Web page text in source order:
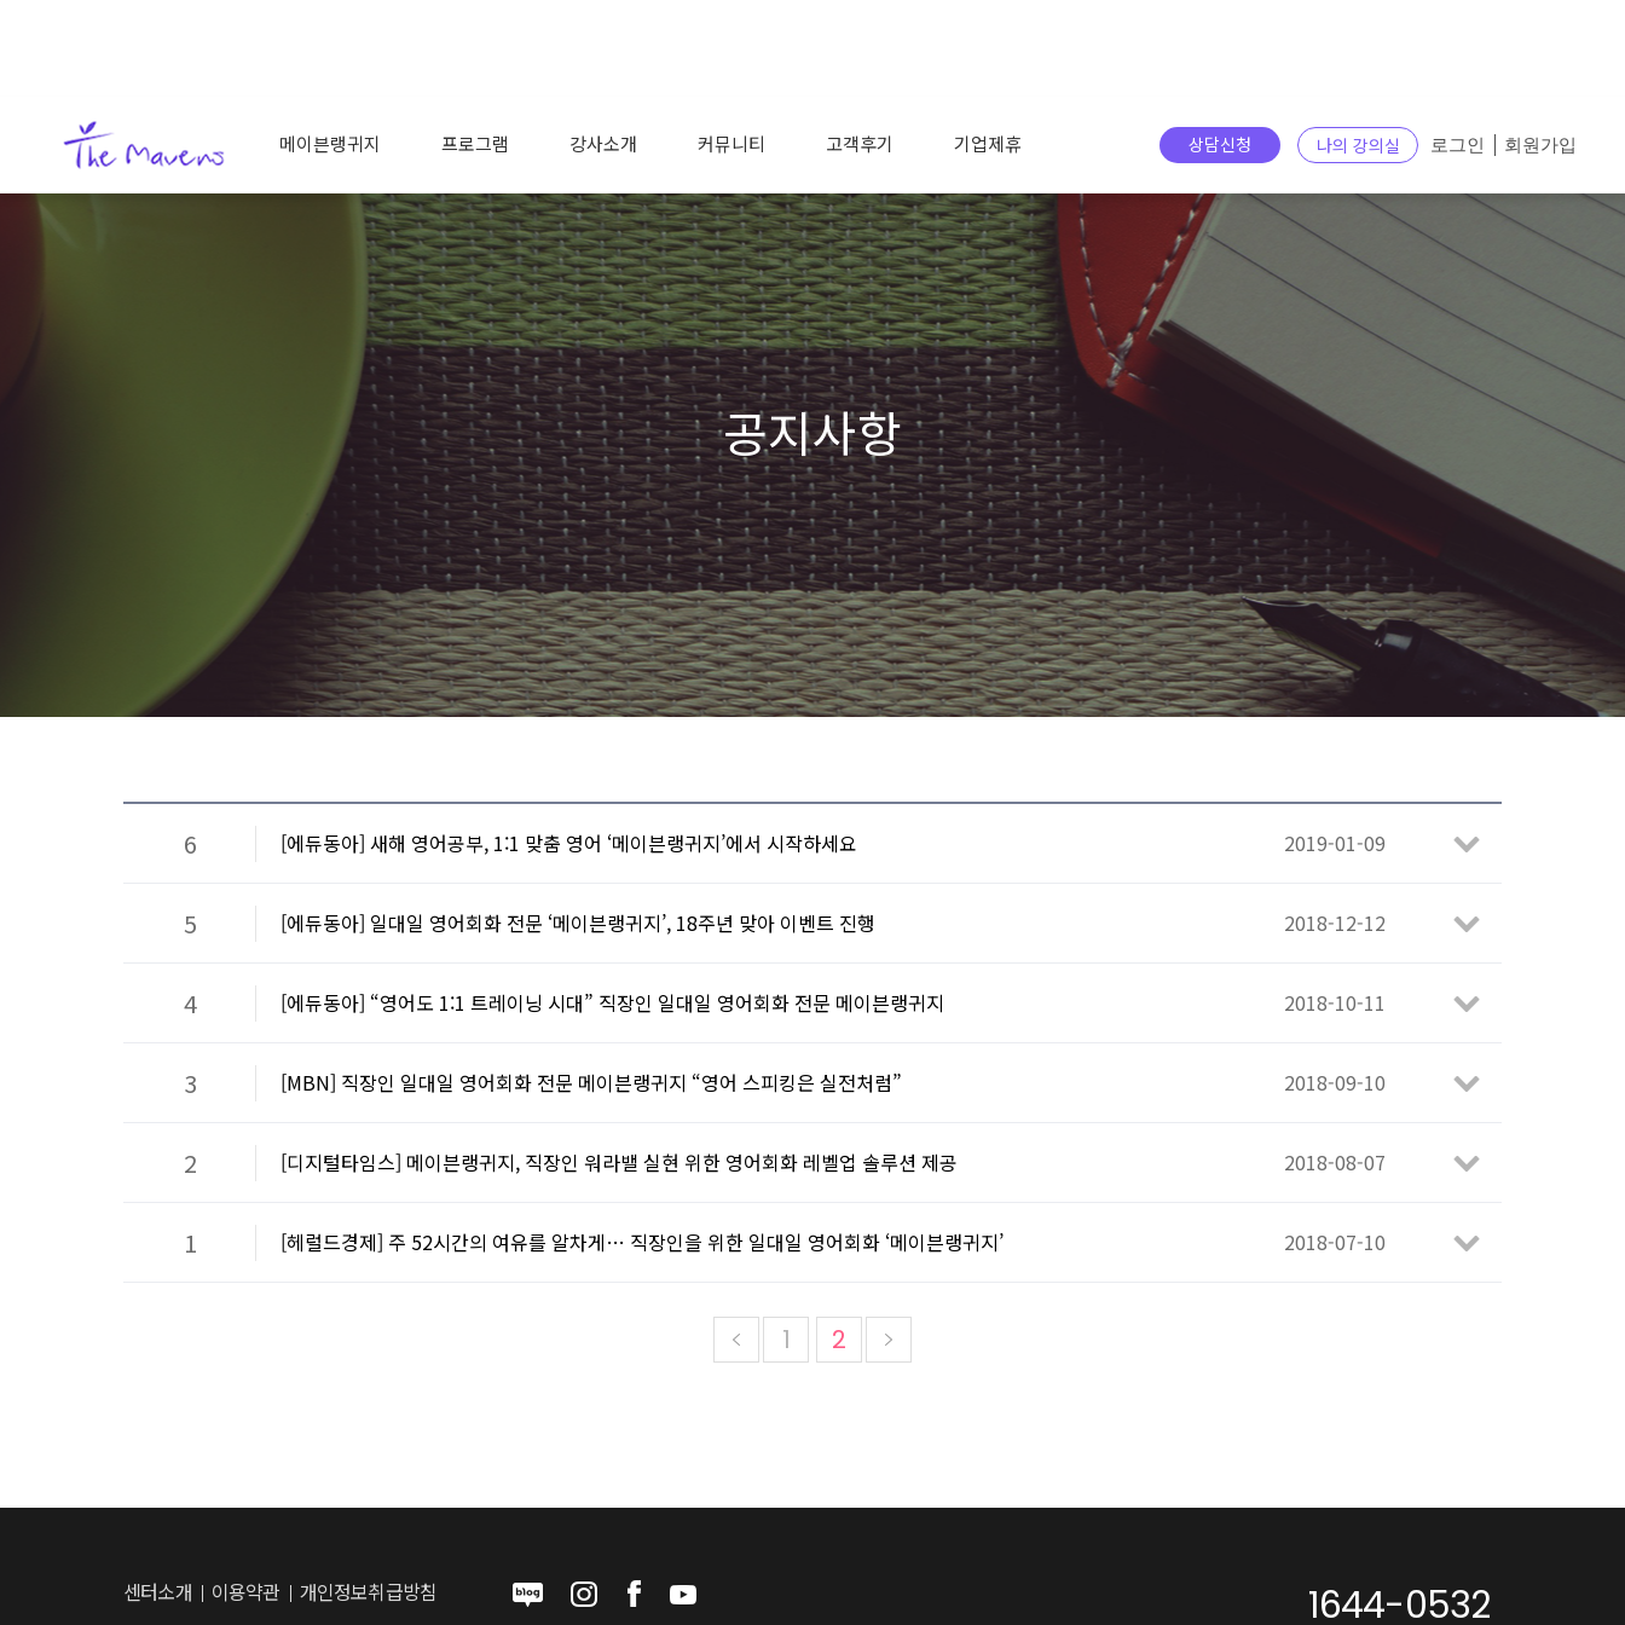
메이븐랭귀지 프로그램 강사소개 커뮤니티 고객후기 기업제휴 상담신청 나의 강의실 로그인 회원가입
공지사항
6 2019-01-09
[에듀동아] 새해 영어공부, 1:1 맞춤 영어 ‘메이븐랭귀지’에서 시작하세요
5 2018-12-12
[에듀동아] 일대일 영어회화 전문 ‘메이븐랭귀지’, 18주년 맞아 이벤트 진행
4 2018-10-11
[에듀동아] “영어도 1:1 트레이닝 시대” 직장인 일대일 영어회화 전문 메이븐랭귀지
3 2018-09-10
[MBN] 직장인 일대일 영어회화 전문 메이븐랭귀지 “영어 스피킹은 실전처럼”
2 2018-08-07
[디지털타임스] 메이븐랭귀지, 직장인 워라밸 실현 위한 영어회화 레벨업 솔루션 제공
1 2018-07-10
[헤럴드경제] 주 52시간의 여유를 알차게… 직장인을 위한 일대일 영어회화 ‘메이븐랭귀지’
1 2
센터소개 이용약관 개인정보취급방침 1644-0532